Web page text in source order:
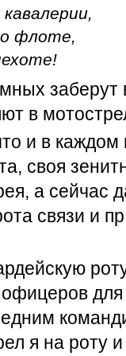
флоте,
в
и в каждом
своя
а сейчас
связи и
я на роту и